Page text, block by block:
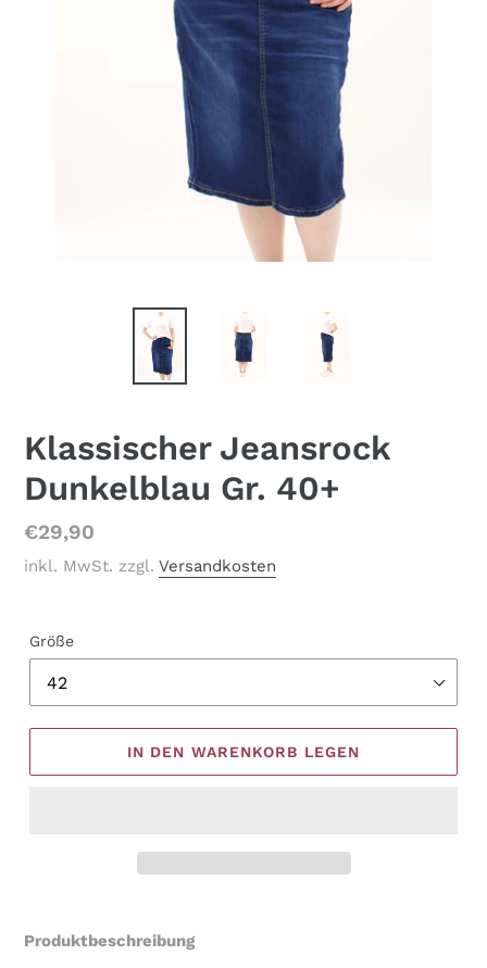
Klassischer Jeansrock
Dunkelblau Gr. 40+
Normaler
Preis
€29,90
inkl. MwSt. zzgl. Versandkosten
Größe
IN DEN WARENKORB LEGEN
wird
Produktbeschreibung